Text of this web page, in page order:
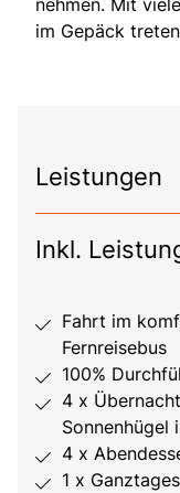
nehmen. Mit
im Gepäck
Leistungen
Inkl.
Fahrt im
Fernreisebus
100%
4 x
Sonnenhügel
4 x
1 x